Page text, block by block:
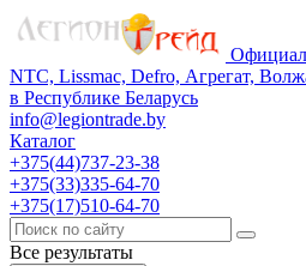
NTC, Lissmac, Defro, Агрегат,
в Республике Беларусь
info@legiontrade.by
Каталог
+375(44)737-23-38
+375(33)335-64-70
+375(17)510-64-70
Все результаты